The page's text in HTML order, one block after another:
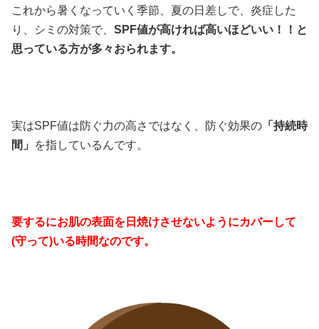
これから暑くなっていく季節、夏の日差しで、炎症した
り、シミの対策で、 SPF値が高ければ高いほどいい！！と
思っている方が多々おられます。
実はSPF値は防ぐ力の高さではなく、防ぐ効果の 「持続時
間」
を指しているんです。
要するにお肌の表面を日焼けさせないようにカバーして
(守って)いる時間なのです。